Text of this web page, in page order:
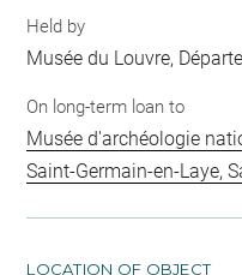
Held by
Musée du Louvre,
On long-term loan to
Musée d'archéologie
Saint-Germain-en-Laye,
LOCATION OF OBJECT